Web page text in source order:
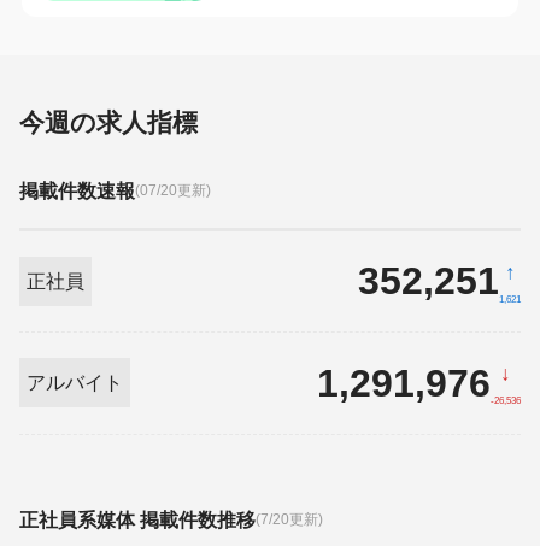
今週の求人指標
掲載件数速報(07/20更新)
正社員 352,251 ↑
1,621
アルバイト 1,291,976 ↓
-26,536
正社員系媒体 掲載件数推移(7/20更新)